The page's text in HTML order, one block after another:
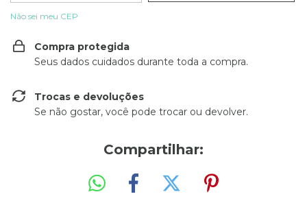
Não sei meu CEP
Compra protegida
Seus dados cuidados durante toda a compra.
Trocas e devoluções
Se não gostar, você pode trocar ou devolver.
Compartilhar: